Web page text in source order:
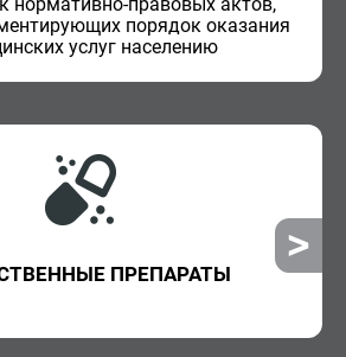
по­ря­док ока­за­ния
услуг на­се­ле­нию
ПРЕПАРАТЫ